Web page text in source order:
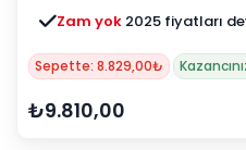
Zam yok 2025 fiyatları
Sepette: 8.829,00₺
₺9.810,00